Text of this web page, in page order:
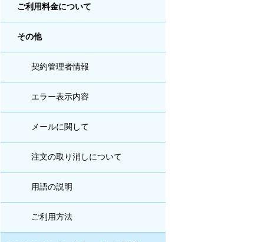
ご利用料金について
その他
契約管理者情報
エラー表示内容
メールに関して
注文の取り消しについて
用語の説明
ご利用方法